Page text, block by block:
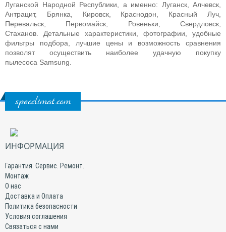
Луганской Народной Республики, а именно: Луганск, Алчевск,
Антрацит, Брянка, Кировск, Краснодон, Красный Луч,
Перевальск, Первомайск, Ровеньки, Свердловск,
Стаханов. Детальные характеристики, фотографии, удобные
фильтры подбора, лучшие цены и возможность сравнения
позволят осуществить наиболее удачную покупку
пылесоса Samsung
specclimat.com
ИНФОРМАЦИЯ
Гарантия. Сервис. Ремонт.
Монтаж
О нас
Доставка и Оплата
Политика безопасности
Условия соглашения
Связаться с нами